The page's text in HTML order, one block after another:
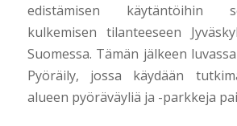
edistämisen käytäntöihin
kulkemisen tilanteeseen
Suomessa. Tämän jälkeen
Pyöräily, jossa käydään
alueen pyöräväyliä ja -parkkeja